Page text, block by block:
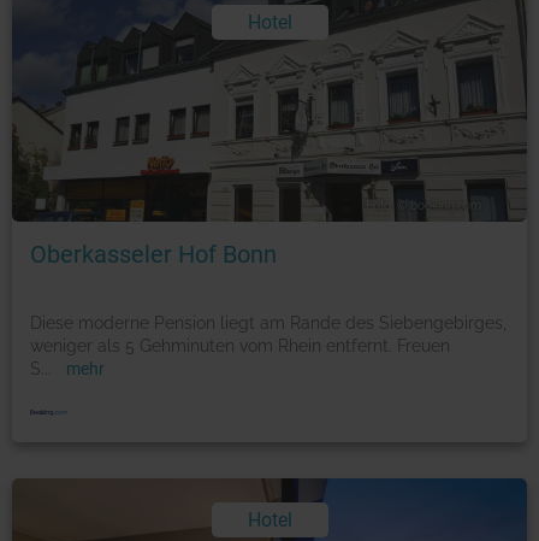
Hotel
Foto: © booking.com
Oberkasseler Hof Bonn
Diese moderne Pension liegt am Rande des Siebengebirges,
weniger als 5 Gehminuten vom Rhein entfernt. Freuen
S
mehr
Hotel